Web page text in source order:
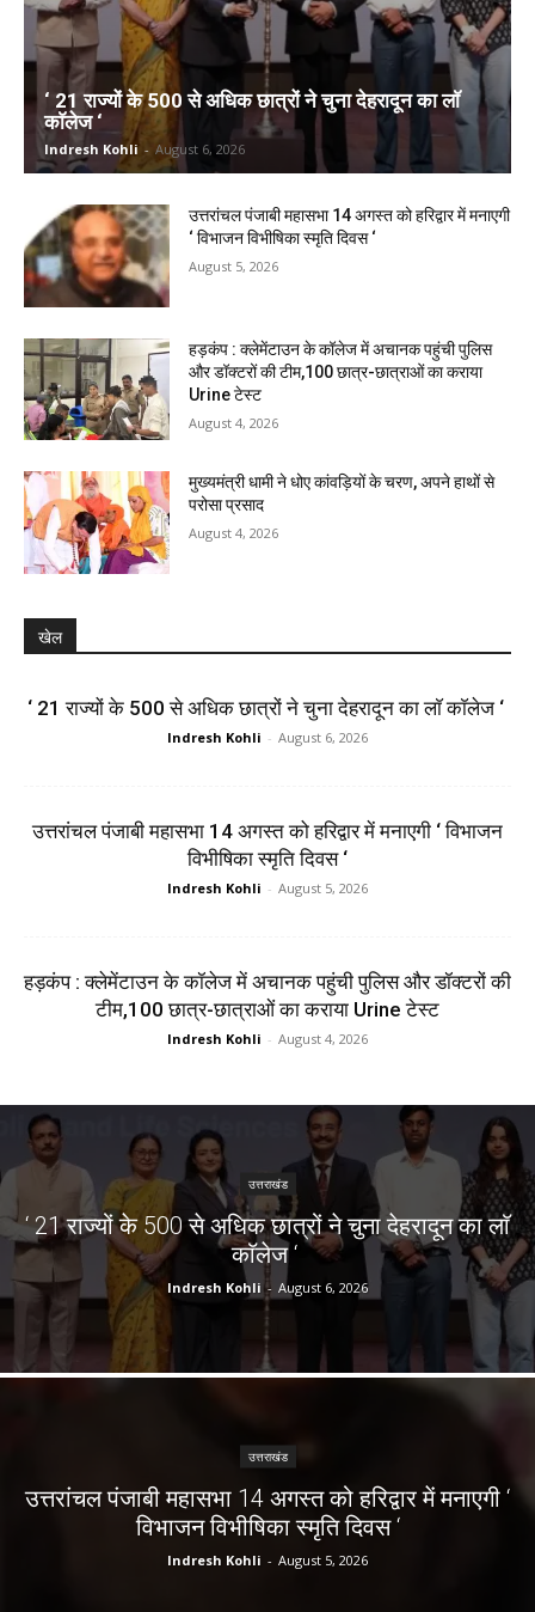
‘ 21 राज्यों के 500 से अधिक छात्रों ने चुना देहरादून का लाॅ
काॅलेज ‘
Indresh Kohli - August 6, 2026
उत्तरांचल पंजाबी महासभा 14 अगस्त को हरिद्वार में मनाएगी
‘ विभाजन विभीषिका स्मृति दिवस ‘
August 5, 2026
हड़कंप : क्लेमेंटाउन के कॉलेज में अचानक पहुंची पुलिस
और डॉक्टरों की टीम,100 छात्र-छात्राओं का कराया
Urine टेस्ट
August 4, 2026
मुख्यमंत्री धामी ने धोए कांवड़ियों के चरण, अपने हाथों से
परोसा प्रसाद
August 4, 2026
खेल
‘ 21 राज्यों के 500 से अधिक छात्रों ने चुना देहरादून का लाॅ काॅलेज ‘
Indresh Kohli - August 6, 2026
उत्तरांचल पंजाबी महासभा 14 अगस्त को हरिद्वार में मनाएगी ‘ विभाजन
विभीषिका स्मृति दिवस ‘
Indresh Kohli - August 5, 2026
हड़कंप : क्लेमेंटाउन के कॉलेज में अचानक पहुंची पुलिस और डॉक्टरों की
टीम,100 छात्र-छात्राओं का कराया Urine टेस्ट
Indresh Kohli - August 4, 2026
उत्तराखंड
‘ 21 राज्यों के 500 से अधिक छात्रों ने चुना देहरादून का लाॅ
काॅलेज ‘
Indresh Kohli - August 6, 2026
उत्तराखंड
उत्तरांचल पंजाबी महासभा 14 अगस्त को हरिद्वार में मनाएगी ‘
विभाजन विभीषिका स्मृति दिवस ‘
Indresh Kohli - August 5, 2026